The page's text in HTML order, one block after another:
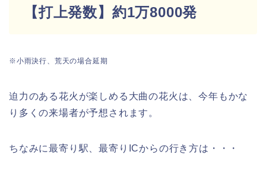
【打上発数】約1万8000発
※小雨決行、荒天の場合延期
迫力のある花火が楽しめる大曲の花火は、今年もかな
り多くの来場者が予想されます。
ちなみに最寄り駅、最寄りICからの行き方は・・・